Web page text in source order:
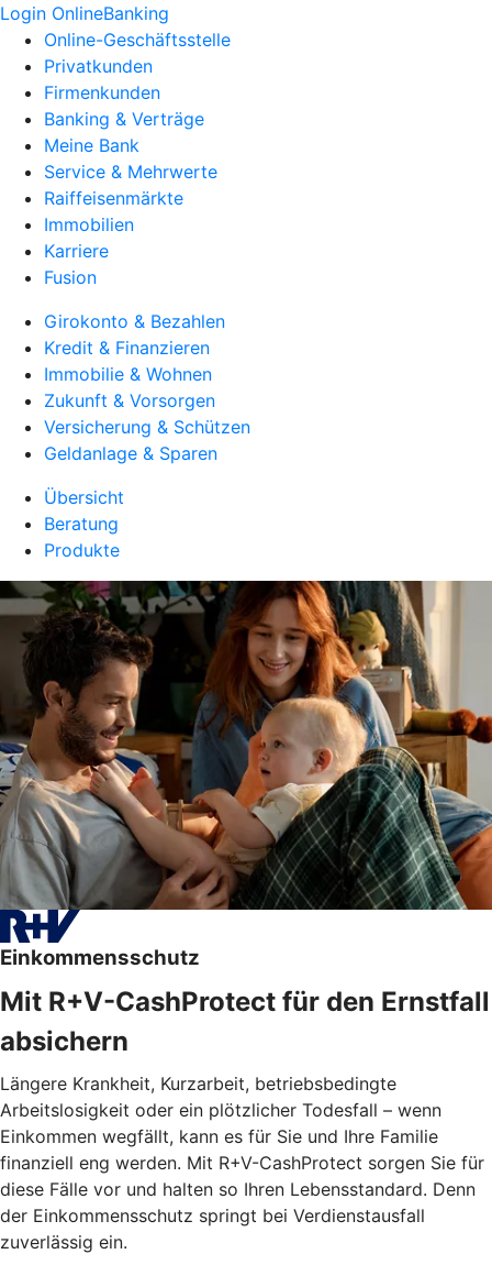
Login OnlineBanking
Online-Geschäftsstelle
Privatkunden
Firmenkunden
Banking & Verträge
Meine Bank
Service & Mehrwerte
Raiffeisenmärkte
Immobilien
Karriere
Fusion
Girokonto & Bezahlen
Kredit & Finanzieren
Immobilie & Wohnen
Zukunft & Vorsorgen
Versicherung & Schützen
Geldanlage & Sparen
Übersicht
Beratung
Produkte
Einkommensschutz
Mit R+V-CashProtect für den Ernstfall
absichern
Längere Krankheit, Kurzarbeit, betriebsbedingte
Arbeitslosigkeit oder ein plötzlicher Todesfall – wenn
Einkommen wegfällt, kann es für Sie und Ihre Familie
finanziell eng werden. Mit R+V-CashProtect sorgen Sie für
diese Fälle vor und halten so Ihren Lebensstandard. Denn
der Einkommensschutz springt bei Verdienstausfall
zuverlässig ein.